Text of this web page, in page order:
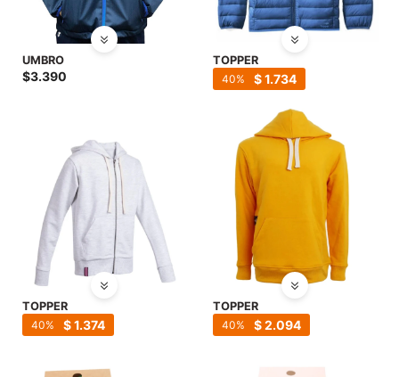
UMBRO
$3.390
TOPPER
$1.734
40
TOPPER
$1.374
40
TOPPER
$2.094
40